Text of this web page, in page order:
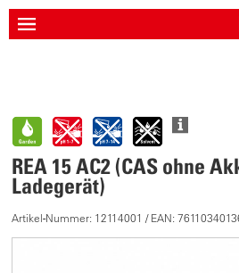
REA 15 AC2 (CAS ohne
Ladegerät)
Artikel-Nummer: 12114001 / EAN: